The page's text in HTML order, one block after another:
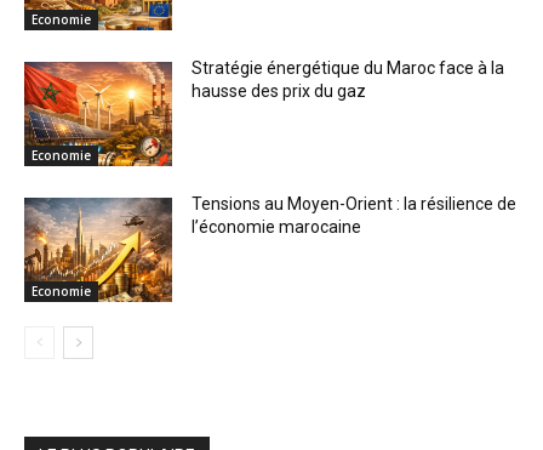
Economie
Economie
Stratégie énergétique du Maroc face à la
hausse des prix du gaz
Economie
Tensions au Moyen-Orient : la résilience de
l’économie marocaine